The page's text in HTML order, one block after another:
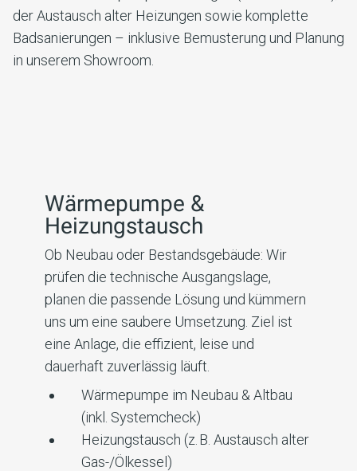
der Austausch alter Heizungen sowie komplette
Badsanierungen – inklusive Bemusterung und Planung
in unserem Showroom.
Wärmepumpe &
Heizungstausch
Ob Neubau oder Bestandsgebäude: Wir
prüfen die technische Ausgangslage,
planen die passende Lösung und kümmern
uns um eine saubere Umsetzung. Ziel ist
eine Anlage, die effizient, leise und
dauerhaft zuverlässig läuft.
Wärmepumpe im Neubau & Altbau
(inkl. Systemcheck)
Heizungstausch (z. B. Austausch alter
Gas-/Ölkessel)